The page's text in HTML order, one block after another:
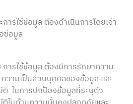
ารใช้ข้อมูล ต้องดำเนินการโดยเจ้า
ข้อมูล
ารใช้ข้อมูล ต้องมีการรักษาความ
วามเป็นส่วนบุคคลของข้อมูล และ
ในการปกป้องข้อมูลที่ระบุตัว